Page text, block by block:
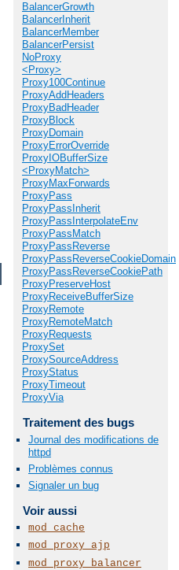
BalancerGrowth
BalancerInherit
BalancerMember
BalancerPersist
NoProxy
<Proxy>
Proxy100Continue
ProxyAddHeaders
ProxyBadHeader
ProxyBlock
ProxyDomain
ProxyErrorOverride
ProxyIOBufferSize
<ProxyMatch>
ProxyMaxForwards
ProxyPass
ProxyPassInherit
ProxyPassInterpolateEnv
ProxyPassMatch
ProxyPassReverse
ProxyPassReverseCookieDomain
ProxyPassReverseCookiePath
ProxyPreserveHost
ProxyReceiveBufferSize
ProxyRemote
ProxyRemoteMatch
ProxyRequests
ProxySet
ProxySourceAddress
ProxyStatus
ProxyTimeout
ProxyVia
Traitement des bugs
Journal des modifications de
httpd
Problèmes connus
Signaler un bug
Voir aussi
mod_cache
mod_proxy_ajp
mod_proxy_balancer